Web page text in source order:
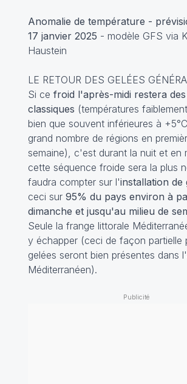
Anomalie de température -
17 janvier 2025 - modèle GFS via
Haustein
LE RETOUR DES GELÉES
Si ce froid l'après-midi restera
classiques (températures
bien que souvent inférieures à
grand nombre de régions en
semaine), c'est durant la nuit et en
cette séquence froide sera la plus
faudra compter sur l'installation de
ceci sur 95% du pays environ à
dimanche et jusqu'au milieu de
Seule la frange littorale
y échapper (ceci de façon partielle
gelées seront bien présentes dans
Méditerranéen).